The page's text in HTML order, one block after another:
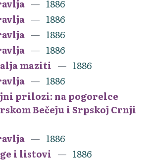
1886
1886
1886
1886
maziti
1886
1886
prilozi: na pogorelce
Bečeju i Srpskoj Crnji
1886
i listovi
1886